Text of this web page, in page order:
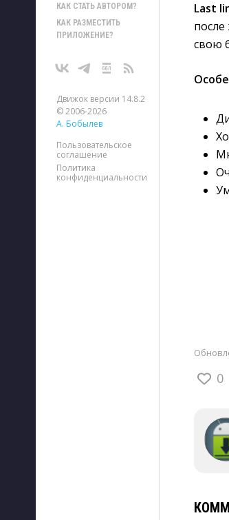
КАК СТАТЬ АВТОРОМ?
КАК РАЗМЕСТИТЬ
ПРИЛОЖЕНИЕ?
Движок версии 14.8.2
© 2006-2026
А. Бобылев
Пользовательское
соглашение
Политика
конфиденциальности
Last
свою
0